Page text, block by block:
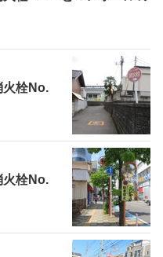
火栓No.
火栓No.